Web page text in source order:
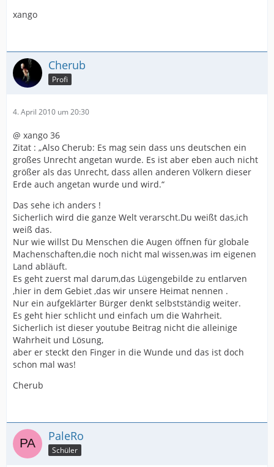
xango
Cherub
Profi
4. April 2010 um 20:30
@ xango 36
Zitat : „Also Cherub: Es mag sein dass uns deutschen ein
großes Unrecht angetan wurde. Es ist aber eben auch nicht
größer als das Unrecht, dass allen anderen Völkern dieser
Erde auch angetan wurde und wird.“
Das sehe ich anders !
Sicherlich wird die ganze Welt verarscht.Du weißt das,ich
weiß das.
Nur wie willst Du Menschen die Augen öffnen für globale
Machenschaften,die noch nicht mal wissen,was im eigenen
Land abläuft.
Es geht zuerst mal darum,das Lügengebilde zu entlarven
,hier in dem Gebiet ,das wir unsere Heimat nennen .
Nur ein aufgeklärter Bürger denkt selbstständig weiter.
Es geht hier schlicht und einfach um die Wahrheit.
Sicherlich ist dieser youtube Beitrag nicht die alleinige
Wahrheit und Lösung,
aber er steckt den Finger in die Wunde und das ist doch
schon mal was!
Cherub
PaleRo
Schüler